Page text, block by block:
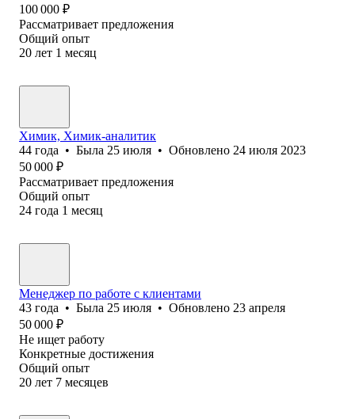
100 000 ₽
Рассматривает предложения
Общий опыт
20 лет 1 месяц
Химик, Химик-аналитик
44 года • Была 25 июля • Обновлено 24 июля 2023
50 000 ₽
Рассматривает предложения
Общий опыт
24 года 1 месяц
Менеджер по работе с клиентами
43 года • Была 25 июля • Обновлено 23 апреля
50 000 ₽
Не ищет работу
Конкретные достижения
Общий опыт
20 лет 7 месяцев